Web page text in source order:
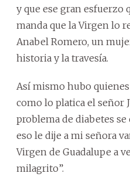
y que ese gran esfuerzo
manda que la Virgen lo
Anabel Romero, un
historia y la travesía.
Así mismo hubo
como lo platica el señor
problema de diabetes
eso le dije a mi señora
Virgen de Guadalupe a
milagrito”.